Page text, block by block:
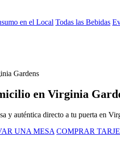
en el Local Todas las Bebidas
Gardens
en Virginia
y auténtica directo a tu puerta en
UNA MESA COMPRAR